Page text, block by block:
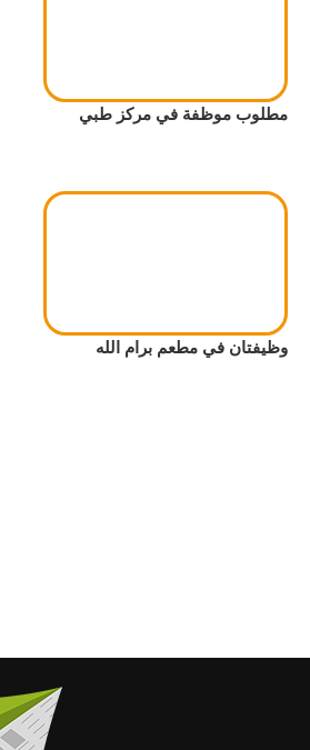
مطلوب موظفة في مركز طبي
وظيفتان في مطعم برام الله